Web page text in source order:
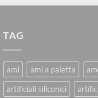
TAG
ami ami a paletta
artificiali siliconici